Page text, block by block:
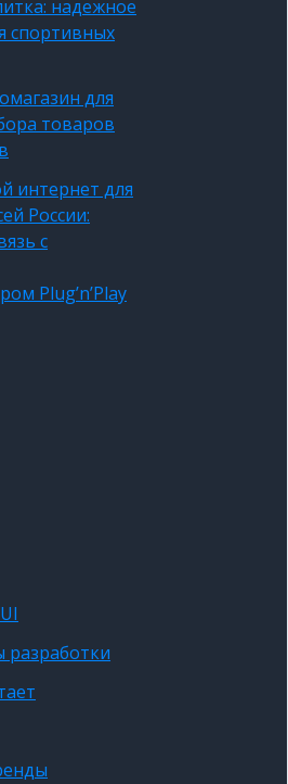
надежное
спортивных
для
товаров
интернет для
России:
с
Plug’n’Play
разработки